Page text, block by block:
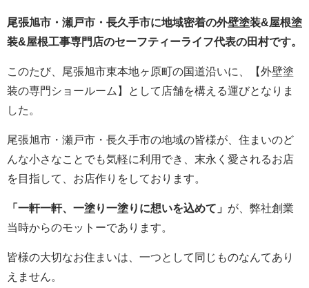
尾張旭市・瀬戸市・長久手市に地域密着の外壁塗装&屋根塗
装&屋根工事専門店のセーフティーライフ代表の田村です。
このたび、尾張旭市東本地ヶ原町の国道沿いに、【外壁塗
装の専門ショールーム】として店舗を構える運びとなりま
した。
尾張旭市・瀬戸市・長久手市の地域の皆様が、住まいのど
んな小さなことでも気軽に利用でき、末永く愛されるお店
を目指して、お店作りをしております。
「一軒一軒、一塗り一塗りに想いを込めて」 が、弊社創業
当時からのモットーであります。
皆様の大切なお住まいは、一つとして同じものなんてあり
えません。